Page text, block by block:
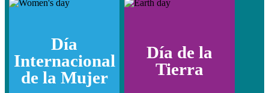
Día
Internacional
de la Mujer
Día de la
Tierra